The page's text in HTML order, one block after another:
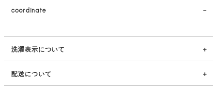
coordinate
洗濯表示について
配送について